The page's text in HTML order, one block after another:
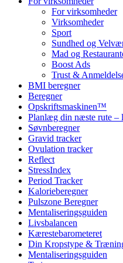
For virksomheder
Virksomheder
Sport
Sundhed og
Mad og
Boost Ads
Trust &
BMI beregner
Beregner
Opskriftsmaskinen™
Planlæg din næste rute –
Søvnberegner
Gravid tracker
Ovulation tracker
Reflect
StressIndex
Period Tracker
Kalorieberegner
Pulszone Beregner
Mentaliseringsguiden
Livsbalancen
Kærestebarometeret
Din Kropstype &
Mentaliseringsguiden